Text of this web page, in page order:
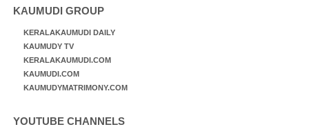
KAUMUDI GROUP
KERALAKAUMUDI DAILY
KAUMUDY TV
KERALAKAUMUDI.COM
KAUMUDI.COM
KAUMUDYMATRIMONY.COM
YOUTUBE CHANNELS